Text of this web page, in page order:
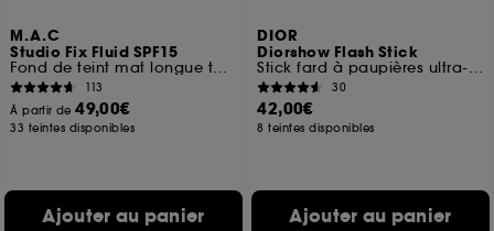
M.A.C
Studio Fix Fluid SPF15
Fond de teint mat longue tenue enrichi en soin
113
À partir de49,00€
33 teintes disponibles
Ajouter au panier
DIOR
Diorshow Flash Stick
Stick fard à paupières ultra-fondant waterproof
30
42,00€
8 teintes disponibles
Ajouter au panier